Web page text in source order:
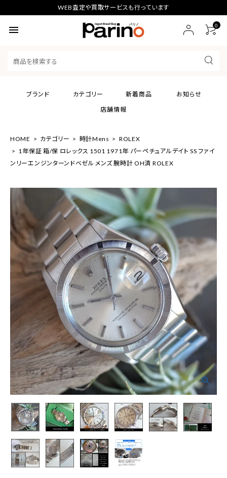
WEB査定や買取サービスも行っています
menu 0
ブランド カテゴリー 新着商品
お知らせ
店舗情報
HOME カテゴリー 時計Mens
ROLEX
1年保証 箱/保 ロレックス 1501 1971年 パーペチュアルデイト SS ファイ
ンリーエンジンターンドベゼル メンズ 腕時計 OH済 ROLEX